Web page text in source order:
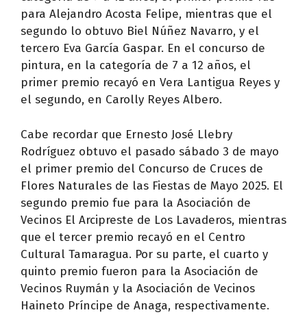
para Alejandro Acosta Felipe, mientras que el
segundo lo obtuvo Biel Núñez Navarro, y el
tercero Eva García Gaspar. En el concurso de
pintura, en la categoría de 7 a 12 años, el
primer premio recayó en Vera Lantigua Reyes y
el segundo, en Carolly Reyes Albero.
Cabe recordar que Ernesto José Llebry
Rodríguez obtuvo el pasado sábado 3 de mayo
el primer premio del Concurso de Cruces de
Flores Naturales de las Fiestas de Mayo 2025. El
segundo premio fue para la Asociación de
Vecinos El Arcipreste de Los Lavaderos, mientras
que el tercer premio recayó en el Centro
Cultural Tamaragua. Por su parte, el cuarto y
quinto premio fueron para la Asociación de
Vecinos Ruymán y la Asociación de Vecinos
Haineto Príncipe de Anaga, respectivamente.